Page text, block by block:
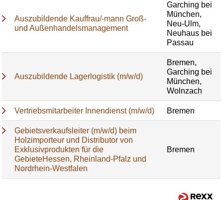
Auszubildende Kauffrau/-mann Groß-
und Außenhandelsmanagement
Garching bei
München,
Neu-Ulm,
Neuhaus bei
Passau
Auszubildende Lagerlogistik (m/w/d)
Bremen,
Garching bei
München,
Wolnzach
Vertriebsmitarbeiter Innendienst (m/w/d) Bremen
Gebietsverkaufsleiter (m/w/d) beim
Holzimporteur und Distributor von
Exklusivprodukten für die
GebieteHessen, Rheinland-Pfalz und
Nordrhein-Westfalen
Bremen